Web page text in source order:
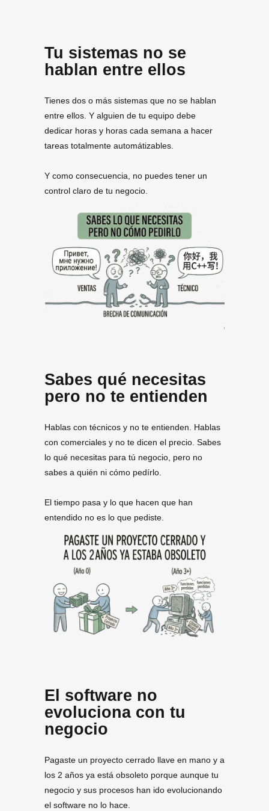
Tu sistemas no se
hablan entre ellos
Tienes dos o más sistemas que no se hablan
entre ellos. Y alguien de tu equipo debe
dedicar horas y horas cada semana a hacer
tareas totalmente automátizables.
Y como consecuencia, no puedes tener un
control claro de tu negocio.
Sabes qué necesitas
pero no te entienden
Hablas con técnicos y no te entienden. Hablas
con comerciales y no te dicen el precio. Sabes
lo qué necesitas para tú negocio, pero no
sabes a quién ni cómo pedírlo.
El tiempo pasa y lo que hacen que han
entendido no es lo que pediste.
El software no
evoluciona con tu
negocio
Pagaste un proyecto cerrado llave en mano y a
los 2 años ya está obsoleto porque aunque tu
negocio y sus procesos han ido evolucionando
el software no lo hace.